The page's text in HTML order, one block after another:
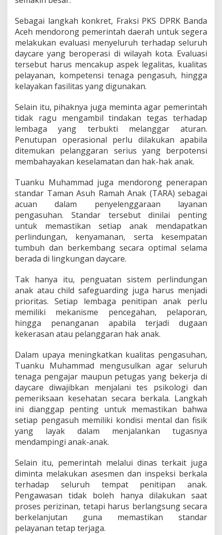
Sebagai langkah konkret, Fraksi PKS DPRK Banda
Aceh mendorong pemerintah daerah untuk segera
melakukan evaluasi menyeluruh terhadap seluruh
daycare yang beroperasi di wilayah kota. Evaluasi
tersebut harus mencakup aspek legalitas, kualitas
pelayanan, kompetensi tenaga pengasuh, hingga
kelayakan fasilitas yang digunakan.
Selain itu, pihaknya juga meminta agar pemerintah
tidak ragu mengambil tindakan tegas terhadap
lembaga yang terbukti melanggar aturan.
Penutupan operasional perlu dilakukan apabila
ditemukan pelanggaran serius yang berpotensi
membahayakan keselamatan dan hak-hak anak.
Tuanku Muhammad juga mendorong penerapan
standar Taman Asuh Ramah Anak (TARA) sebagai
acuan dalam penyelenggaraan layanan
pengasuhan. Standar tersebut dinilai penting
untuk memastikan setiap anak mendapatkan
perlindungan, kenyamanan, serta kesempatan
tumbuh dan berkembang secara optimal selama
berada di lingkungan daycare.
Tak hanya itu, penguatan sistem perlindungan
anak atau child safeguarding juga harus menjadi
prioritas. Setiap lembaga penitipan anak perlu
memiliki mekanisme pencegahan, pelaporan,
hingga penanganan apabila terjadi dugaan
kekerasan atau pelanggaran hak anak.
Dalam upaya meningkatkan kualitas pengasuhan,
Tuanku Muhammad mengusulkan agar seluruh
tenaga pengajar maupun petugas yang bekerja di
daycare diwajibkan menjalani tes psikologi dan
pemeriksaan kesehatan secara berkala. Langkah
ini dianggap penting untuk memastikan bahwa
setiap pengasuh memiliki kondisi mental dan fisik
yang layak dalam menjalankan tugasnya
mendampingi anak-anak.
Selain itu, pemerintah melalui dinas terkait juga
diminta melakukan asesmen dan inspeksi berkala
terhadap seluruh tempat penitipan anak.
Pengawasan tidak boleh hanya dilakukan saat
proses perizinan, tetapi harus berlangsung secara
berkelanjutan guna memastikan standar
pelayanan tetap terjaga.